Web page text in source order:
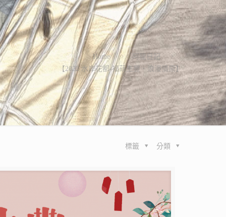
Home
阿龍日記
【2022 水岸花都-福葫生豐．浪漫情原】
分類
標籤